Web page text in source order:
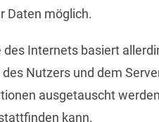
Daten möglich.
des Internets basiert
Nutzers und dem
ausgetauscht
kann.